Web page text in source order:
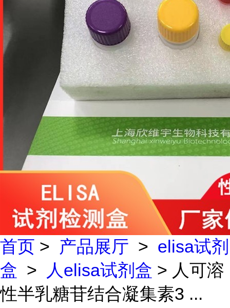
首页 > 产品展厅 > elisa试剂
盒 > 人elisa试剂盒 > 人可溶
性半乳糖苷结合凝集素3 ...